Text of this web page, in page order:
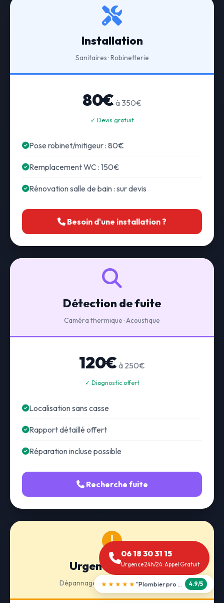
Installation
Sanitaires · Robinetterie
80€ à 350€
✓ Devis gratuit
Pose robinet/mitigeur : 80€
Remplacement WC : 150€
Rénovation salle de bain : sur devis
Besoin d'une installation ?
Détection de fuite
Caméra thermique · Acoustique
120€ à 250€
✓ Diagnostic offert
Localisation sans casse
Rapport détaillé offert
Réparation incluse possible
Recherche fuite
Urgence 24h/24
Dépannage · Intervention express
06 18 30 31 15
Urgence 24h/24 · Appel Gratuit
★★★★★ "Débouchage WC en 30 min" 5.0/5